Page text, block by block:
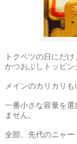
トクベツの日にだけ
かつおぶしトッピン
メインのカリカリ
一番小さな容量を
ません。
全部、先代のニャー